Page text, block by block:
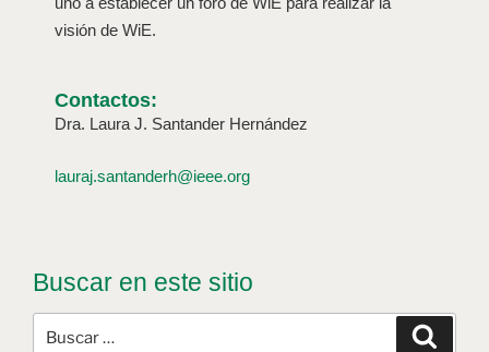
visión de WiE.
Contactos:
Dra. Laura J. Santander Hernández
lauraj.santanderh@ieee.org
Buscar en este sitio